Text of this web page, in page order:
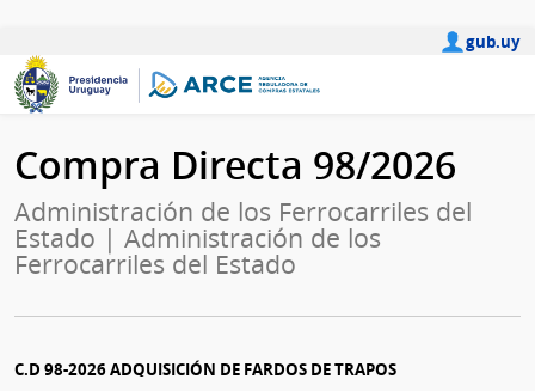
gub.uy
Compra Directa 98/2026
Administración de los Ferrocarriles del
Estado | Administración de los
Ferrocarriles del Estado
C.D 98-2026 ADQUISICIÓN DE FARDOS DE TRAPOS